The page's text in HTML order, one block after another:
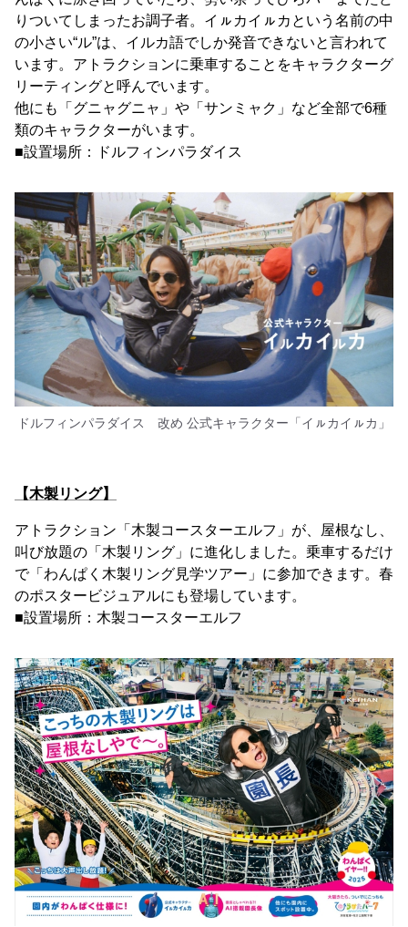
りついてしまったお調子者。イㇽカイㇽカという名前の中
の小さい“ル”は、イルカ語でしか発音できないと言われて
います。アトラクションに乗車することをキャラクターグ
リーティングと呼んでいます。
他にも「グニャグニャ」や「サンミャク」など全部で6種
類のキャラクターがいます。
■設置場所：ドルフィンパラダイス
ドルフィンパラダイス 改め 公式キャラクター「イㇽカイㇽカ」
【木製リング】
アトラクション「木製コースターエルフ」が、屋根なし、
叫び放題の「木製リング」に進化しました。乗車するだけ
で「わんぱく木製リング見学ツアー」に参加できます。春
のポスタービジュアルにも登場しています。
■設置場所：木製コースターエルフ